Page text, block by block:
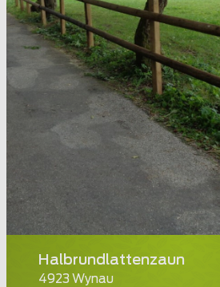
Halbrundlattenzaun
4923 Wynau